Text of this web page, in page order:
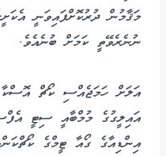
މަޤާމުން ދުރުކޮށްފައިވަނީ
ނުނެރެވޭތީ ކަމަށް ބުނެއެވެ.
އަލަށް ހަމަޖެއްސި ކޯޗް
އައިލީގުގެ މުމްބާއީ ސިޓީ
އިންޑިއާގެ ގޯއާ ޓީމްގެ